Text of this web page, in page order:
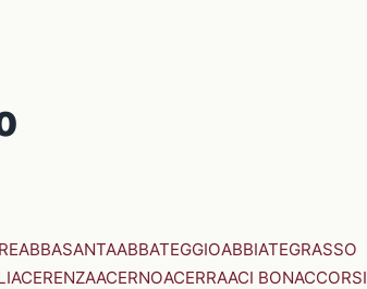
ABBASANTAABBATEGGIOABBIATEGRASSO
ACERENZAACERNOACERRAACI BONACCORSI